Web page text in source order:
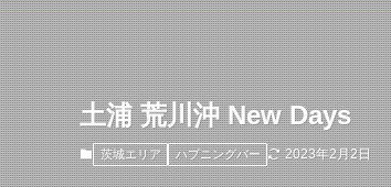
土浦 荒川沖 New Days
茨城エリア ハプニングバー 2023年2月2日